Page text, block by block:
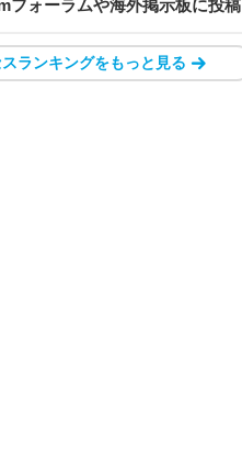
フォーラムや海外掲示板に投稿
ランキングをもっと見る